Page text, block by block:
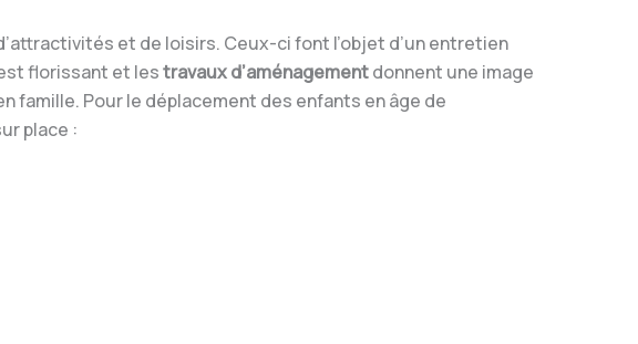
et de loisirs. Ceux-ci font l’objet d’un entretien
florissant et lestravaux d’aménagementdonnent une image
famille. Pour le déplacement des enfants en âge de
place :